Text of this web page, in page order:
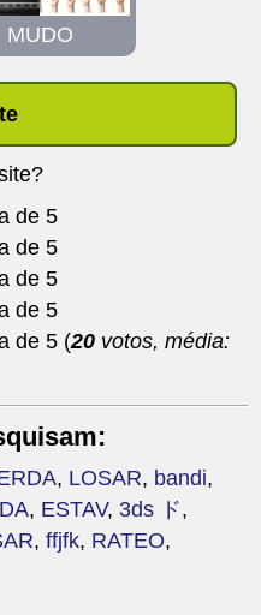
MUDO
(20 votos, média:
, LOSAR, bandi,
, ESTAV, 3ds ド,
, ffjfk, RATEO,